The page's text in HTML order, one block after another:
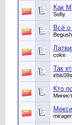
Как
Sofiy
Всё о
coke
Так
Кто